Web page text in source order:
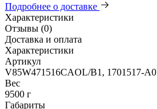
Подробнее о доставке
Характеристики
Отзывы (0)
Доставка и оплата
Характеристики
Артикул
V85W471516CAOL/B1, 1701517-
Вес
9500 г
Габариты